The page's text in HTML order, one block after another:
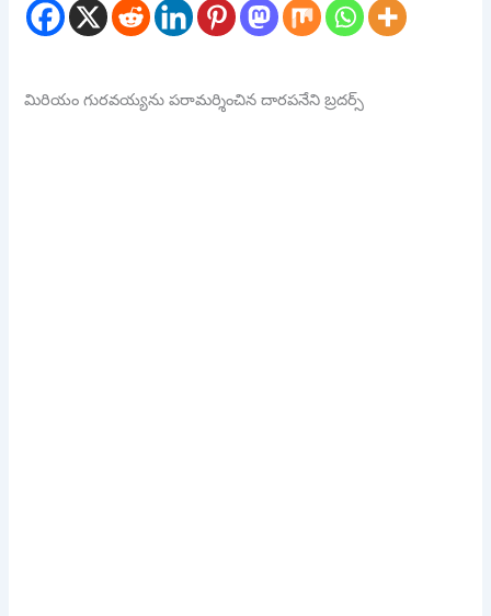
మిరియం గురవయ్యను పరామర్శించిన దారపనేని బ్రదర్స్